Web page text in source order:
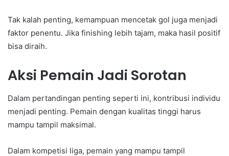
Tak kalah penting, kemampuan mencetak gol juga menjadi
faktor penentu. Jika finishing lebih tajam, maka hasil positif
bisa diraih.
Aksi Pemain Jadi Sorotan
Dalam pertandingan penting seperti ini, kontribusi individu
menjadi penting. Pemain dengan kualitas tinggi harus
mampu tampil maksimal.
Dalam kompetisi liga, pemain yang mampu tampil